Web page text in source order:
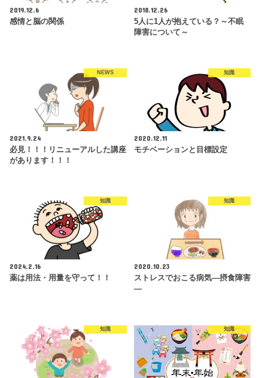
2019.12.6
感情と脳の関係
2018.12.26
5人に1人が抱えている？～不眠
障害について～
NEWS
2021.9.24
必見！！！リニューアルした講座
があります！！！
知識
2020.12.11
モチベーションと目標設定
知識
2024.2.16
薬は用法・用量を守って！！
知識
2020.10.23
ストレスでおこる病気―摂食障害
―
知識 知識